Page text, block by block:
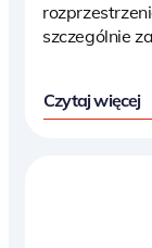
szczególnie
Czytaj więcej